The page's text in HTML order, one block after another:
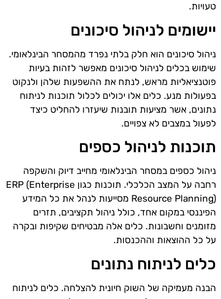
טעויות.
יישומים לניהול סיכונים
ניהול סיכונים הוא חלק בלתי נפרד מהמסחר הבינלאומי.
שימוש בכלים לניהול סיכונים מאפשר לזהות בעיות
פוטנציאליות מראש, לנתח את ההשפעות שלהן ולנקוט
בפעולות מנע. כלים אלו יכולים לכלול תוכנות לניתוח
נתונים, אשר מציעות תובנות שיעזרו להחליט כיצד
לפעול במצבים לא צפויים.
תוכנות לניהול כספים
ניהול כספים במסחר הבינלאומי מחייב דיוק והשקפה
רחבה על המצב הכלכלי. תוכנות כגון ERP (Enterprise
Resource Planning) מסייעות לנהל את כל המידע
הפיננסי במקום אחד, כולל ניהול תקציבים, תזרים
מזומנים וחשבונות. כלים אלה מבטיחים שקיפות ובקרה
על כל ההוצאות וההכנסות.
כלים לניתוח נתונים
הבנה מעמיקה של השוק חיונית להצלחה. כלים לניתוח